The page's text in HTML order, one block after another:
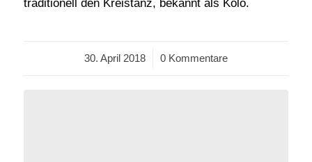
traditionell den Kreistanz, bekannt als Kolo.
30. April 2018
/ 0 Kommentare